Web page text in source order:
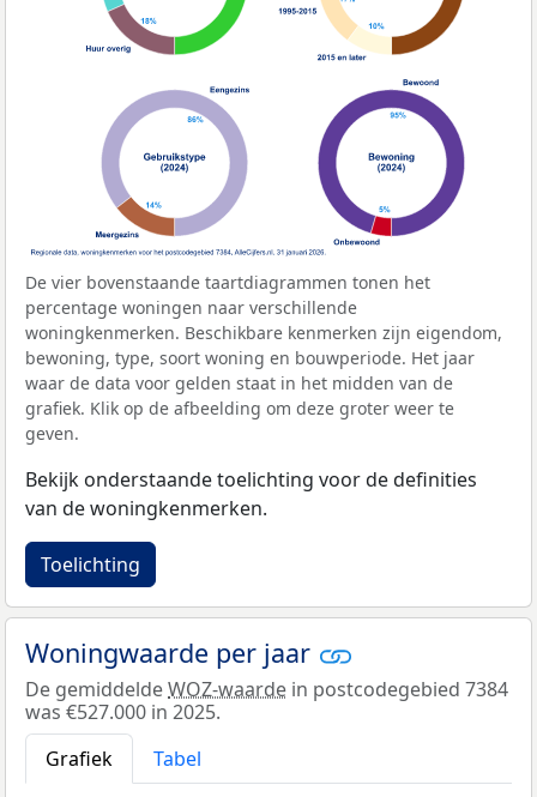
De vier bovenstaande taartdiagrammen tonen het
percentage woningen naar verschillende
woningkenmerken. Beschikbare kenmerken zijn eigendom,
bewoning, type, soort woning en bouwperiode. Het jaar
waar de data voor gelden staat in het midden van de
grafiek. Klik op de afbeelding om deze groter weer te
geven.
Bekijk onderstaande toelichting voor de definities
van de woningkenmerken.
Toelichting
Woningwaarde per jaar
De gemiddeldeWOZ-waarde in postcodegebied 7384
was €527.000 in 2025.
Grafiek
Tabel